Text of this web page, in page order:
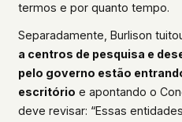
termos e por quanto tempo.
Separadamente, Burlison
a centros de pesquisa e
pelo governo estão
escritório e apontando o
deve revisar: “Essas